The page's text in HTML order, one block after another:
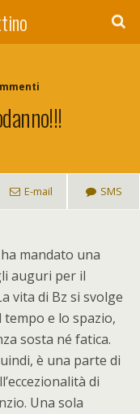
E-mail SMS
mandato una
auguri per il
vita di Bz si svolge
tempo e lo spazio,
sosta né fatica.
è una parte di
di
Una sola